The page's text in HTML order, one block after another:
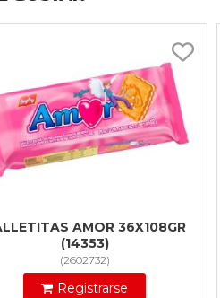
AMOR 36X108GR
(14353)
(2602732)
Registrarse